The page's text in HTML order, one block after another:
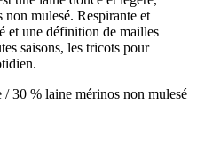
mulesé. Respirante et
et une définition de mailles
saisons, les tricots pour
30 % laine mérinos non mulesé